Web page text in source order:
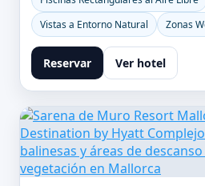
Vistas a Entorno Natural
Zonas
Reservar Ver hotel